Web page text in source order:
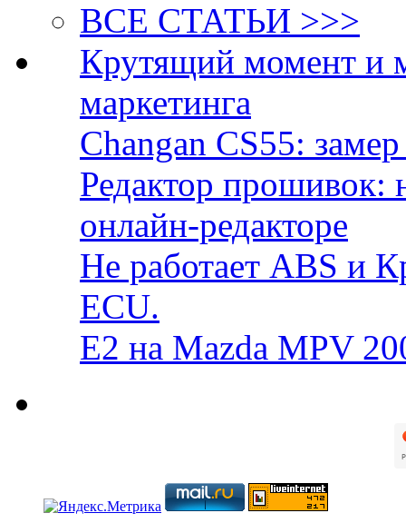
ВСЕ СТАТЬИ >>>
Крутящий момент и
маркетинга
Changan CS55:
Редактор прошивок:
онлайн-редакторе
Не работает ABS и
ECU.
E2 на Mazda MPV